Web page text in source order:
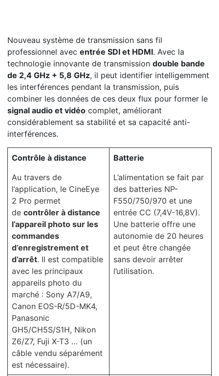
Nouveau système de transmission sans fil
professionnel avec entrée SDI et HDMI. Avec la
technologie innovante de transmission double bande
de 2,4 GHz + 5,8 GHz, il peut identifier intelligemment
les interférences pendant la transmission, puis
combiner les données de ces deux flux pour former le
signal audio et vidéo complet, améliorant
considérablement sa stabilité et sa capacité anti-
interférences.
Contrôle à distance
Au travers de
l’application, le CineEye
2 Pro permet
de contrôler à distance
l’appareil photo sur les
commandes
d’enregistrement et
d’arrêt. Il est compatible
avec les principaux
appareils photo du
marché : Sony A7/A9,
Canon EOS-R/5D-MK4,
Panasonic
GH5/CH5S/S1H, Nikon
Z6/Z7, Fuji X-T3 … (un
câble vendu séparément
est nécessaire).
Batterie
L’alimentation se fait par
des batteries NP-
F550/750/970 et une
entrée CC (7,4V-16,8V).
Une batterie offre une
autonomie de 20 heures
et peut être changée
sans devoir arrêter
l’utilisation.